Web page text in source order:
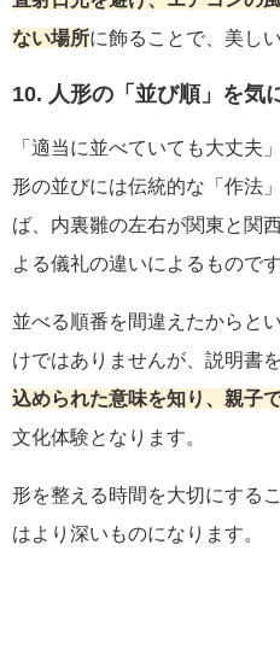
ない場所に飾ることで、美し
10. 人形の「並び順」を気
「適当に並べていても大丈夫
形の並びには伝統的な「作法
ば、内裏雛の左右が関東と関
よる儀礼の違いによるものです
並べる順番を間違えたからと
けではありませんが、説明書
込められた意味を知り、親子
文化体験となります。
形を整える時間を大切にする
はより深いものになります。